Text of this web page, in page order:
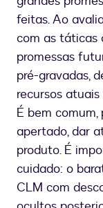
feitas. Ao
com as táticas
promessas
pré-gravadas,
recursos
É bem
apertado, dar
produto. É
cuidado: o
CLM com